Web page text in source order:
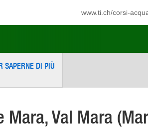
www.ti.ch/corsi-
SAPERNE DI PIÙ
Val Mara